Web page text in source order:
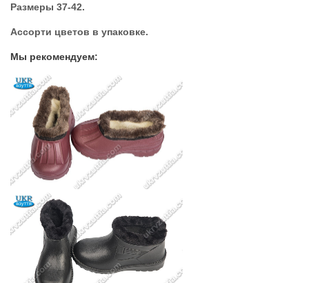
Размеры 37-42.
Ассорти цветов в упаковке.
Мы рекомендуем: